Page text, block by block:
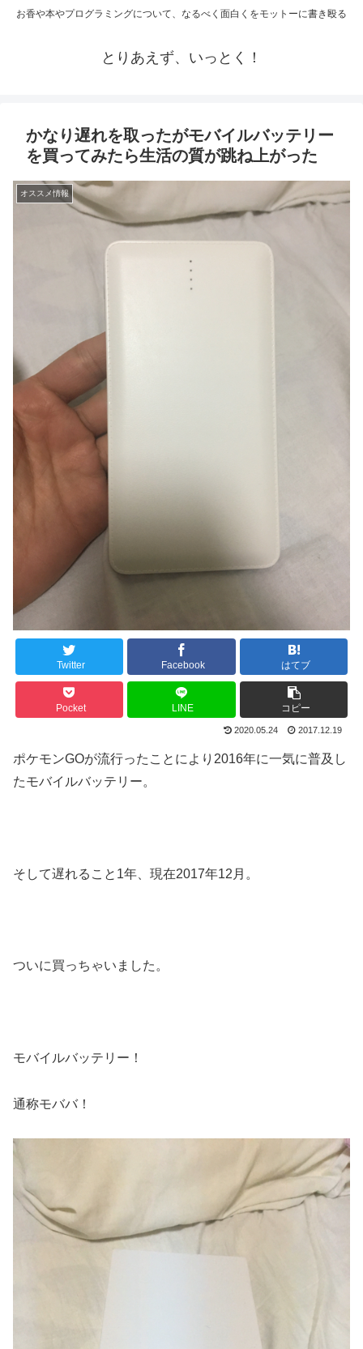
お香や本やプログラミングについて、なるべく面白くをモットーに書き殴る
とりあえず、いっとく！
かなり遅れを取ったがモバイルバッテリー
を買ってみたら生活の質が跳ね上がった
オススメ情報
Twitter Facebook はてブ
Pocket LINE コピー
2020.05.24 2017.12.19
ポケモンGOが流行ったことにより2016年に一気に普及し
たモバイルバッテリー。
そして遅れること1年、現在2017年12月。
ついに買っちゃいました。
モバイルバッテリー！
通称モババ！